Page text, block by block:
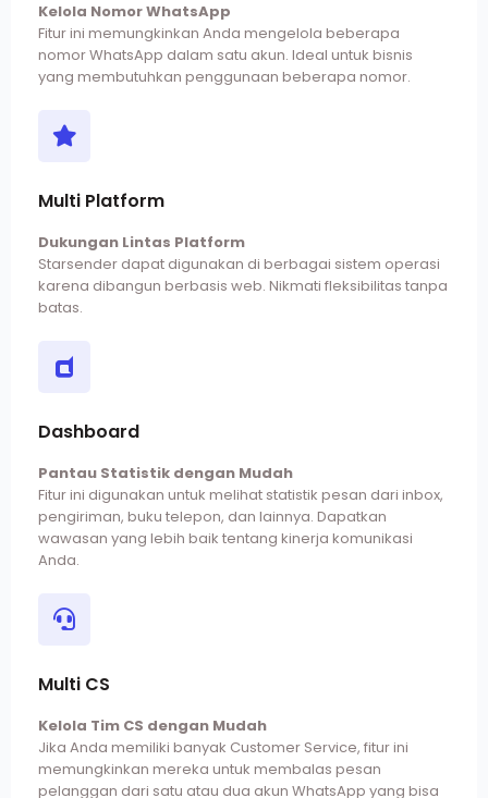
Kelola Nomor WhatsApp
Fitur ini memungkinkan Anda mengelola beberapa
nomor WhatsApp dalam satu akun. Ideal untuk bisnis
yang membutuhkan penggunaan beberapa nomor.
Multi Platform
Dukungan Lintas Platform
Starsender dapat digunakan di berbagai sistem operasi
karena dibangun berbasis web. Nikmati fleksibilitas tanpa
batas.
Dashboard
Pantau Statistik dengan Mudah
Fitur ini digunakan untuk melihat statistik pesan dari inbox,
pengiriman, buku telepon, dan lainnya. Dapatkan
wawasan yang lebih baik tentang kinerja komunikasi
Anda.
Multi CS
Kelola Tim CS dengan Mudah
Jika Anda memiliki banyak Customer Service, fitur ini
memungkinkan mereka untuk membalas pesan
pelanggan dari satu atau dua akun WhatsApp yang bisa